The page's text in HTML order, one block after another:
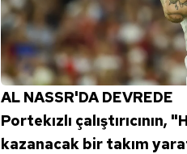
AL NASSR'DA DEVREDE
Portekızlı
kazanacak bir takım